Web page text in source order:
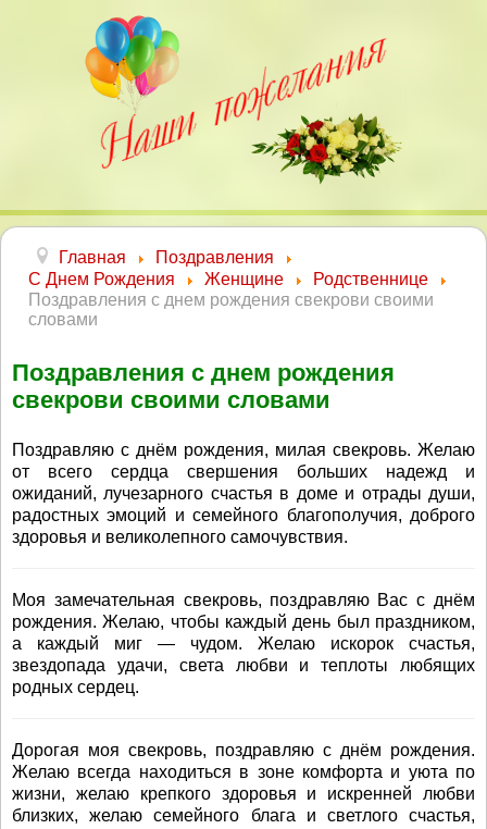
Главная
Поздравления
С Днем Рождения
Женщине
Родственнице
Поздравления с днем рождения свекрови своими
словами
Поздравления с днем рождения
свекрови своими словами
Поздравляю с днём рождения, милая свекровь. Желаю
от всего сердца свершения больших надежд и
ожиданий, лучезарного счастья в доме и отрады души,
радостных эмоций и семейного благополучия, доброго
здоровья и великолепного самочувствия.
Моя замечательная свекровь, поздравляю Вас с днём
рождения. Желаю, чтобы каждый день был праздником,
а каждый миг — чудом. Желаю искорок счастья,
звездопада удачи, света любви и теплоты любящих
родных сердец.
Дорогая моя свекровь, поздравляю с днём рождения.
Желаю всегда находиться в зоне комфорта и уюта по
жизни, желаю крепкого здоровья и искренней любви
близких, желаю семейного блага и светлого счастья,